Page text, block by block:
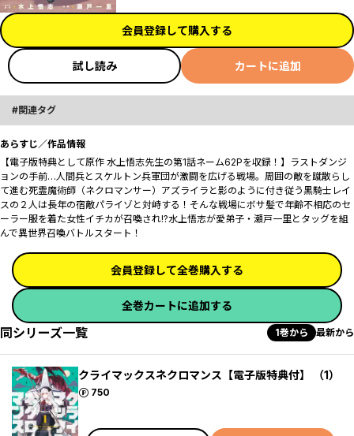
会員登録して購入する
試し読み カートに追加
関連タグ
あらすじ／作品情報
【電子版特典として原作 水上悟志先生の第1話ネーム62Pを収録！】ラストダンジ
ョンの手前…人間兵とスケルトン兵軍団が激闘を広げる戦場。周囲の敵を蹴散らし
て進む死霊魔術師（ネクロマンサー）アズライラと影のように付き従う黒騎士レイ
スの２人は長年の宿敵パライゾと対峙する！そんな戦場にボサ髪で年齢不相応のセ
ーラー服を着た女性イチカが召喚され!?水上悟志が愛弟子・瀬戸一里とタッグを組
んで異世界召喚バトルスタート！
会員登録して全巻購入する
全巻カートに追加する
同シリーズ一覧 1巻から 最新から
クライマックスネクロマンス【電子版特典付】 （1）
750
ポイント